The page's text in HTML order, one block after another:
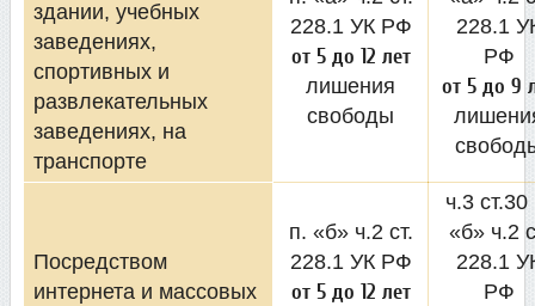
здании, учебных
заведениях,
спортивных и
развлекательных
заведениях, на
транспорте
228.1 УК РФ
от 5 до 12 лет
лишения
свободы
228.1
РФ
от 5 до 9
Посредством
интернета и массовых
п. «б» ч.2 ст.
228.1 УК РФ
от 5 до 12 лет
ч.3 ст.30
«б» ч.2
228.1
РФ